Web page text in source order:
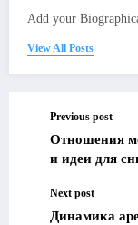
Add your
View All Posts
Previous post
Отношения
и идеи для
Next post
Динамика